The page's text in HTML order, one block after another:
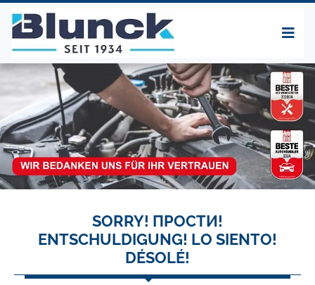
SORRY! ПРОСТИ!
ENTSCHULDIGUNG! LO SIENTO!
DÉSOLÉ!